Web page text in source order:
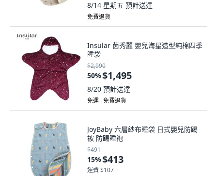
8/14 星期五 預計送達
免費退貨
Insular 茵秀麗 嬰兒海星造型純棉四季
睡袋
$2,990
50%$1,495
8/20 預計送達
免運 ∙ 免費退貨
JoyBaby 六層紗布睡袋 日式嬰兒防踢
被 防踢睡袍
$491
15%$413
運費 $107